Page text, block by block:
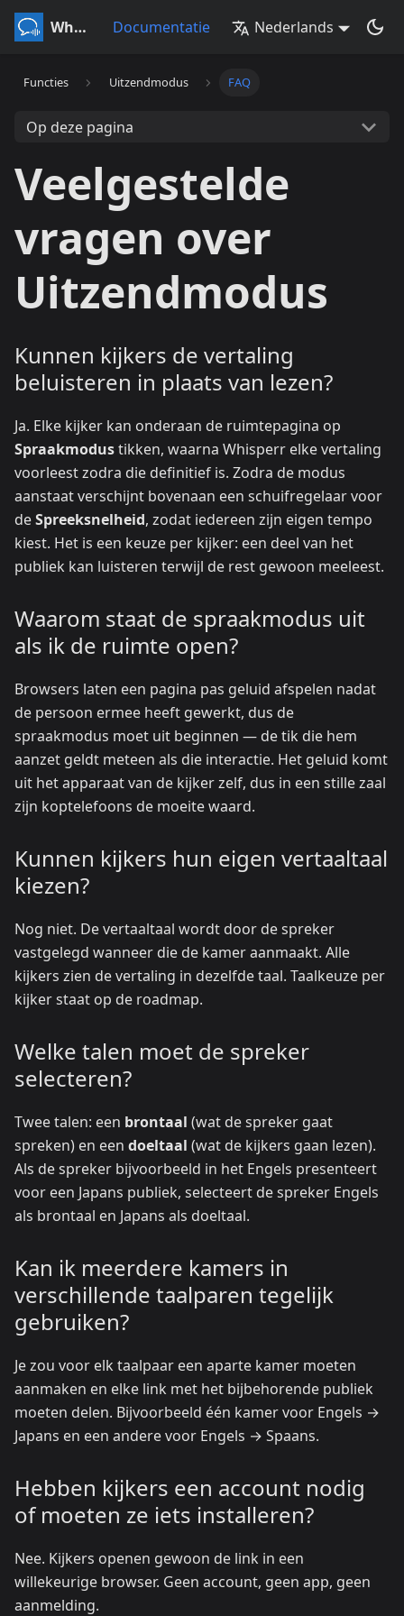
Whisperr Documentatie Nederlands
Functies Uitzendmodus FAQ
Op deze pagina
Veelgestelde
vragen over
Uitzendmodus
Kunnen kijkers de vertaling
beluisteren in plaats van lezen?
Ja. Elke kijker kan onderaan de ruimtepagina op
Spraakmodustikken, waarna Whisperr elke vertaling
voorleest zodra die definitief is. Zodra de modus
aanstaat verschijnt bovenaan een schuifregelaar voor
deSpreeksnelheid, zodat iedereen zijn eigen tempo
kiest. Het is een keuze per kijker: een deel van het
publiek kan luisteren terwijl de rest gewoon meeleest.
Waarom staat de spraakmodus uit
als ik de ruimte open?
Browsers laten een pagina pas geluid afspelen nadat
de persoon ermee heeft gewerkt, dus de
spraakmodus moet uit beginnen — de tik die hem
aanzet geldt meteen als die interactie. Het geluid komt
uit het apparaat van de kijker zelf, dus in een stille zaal
zijn koptelefoons de moeite waard.
Kunnen kijkers hun eigen vertaaltaal
kiezen?
Nog niet. De vertaaltaal wordt door de spreker
vastgelegd wanneer die de kamer aanmaakt. Alle
kijkers zien de vertaling in dezelfde taal. Taalkeuze per
kijker staat op de roadmap.
Welke talen moet de spreker
selecteren?
Twee talen: een brontaal (wat de spreker gaat
spreken) en een doeltaal (wat de kijkers gaan lezen).
Als de spreker bijvoorbeeld in het Engels presenteert
voor een Japans publiek, selecteert de spreker Engels
als brontaal en Japans als doeltaal.
Kan ik meerdere kamers in
verschillende taalparen tegelijk
gebruiken?
Je zou voor elk taalpaar een aparte kamer moeten
aanmaken en elke link met het bijbehorende publiek
moeten delen. Bijvoorbeeld één kamer voor Engels →
Japans en een andere voor Engels → Spaans.
Hebben kijkers een account nodig
of moeten ze iets installeren?
Nee. Kijkers openen gewoon de link in een
willekeurige browser. Geen account, geen app, geen
aanmelding.